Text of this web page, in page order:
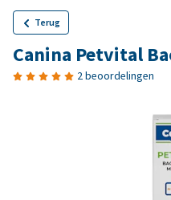
Terug
Canina Petvital
2 beoordelingen